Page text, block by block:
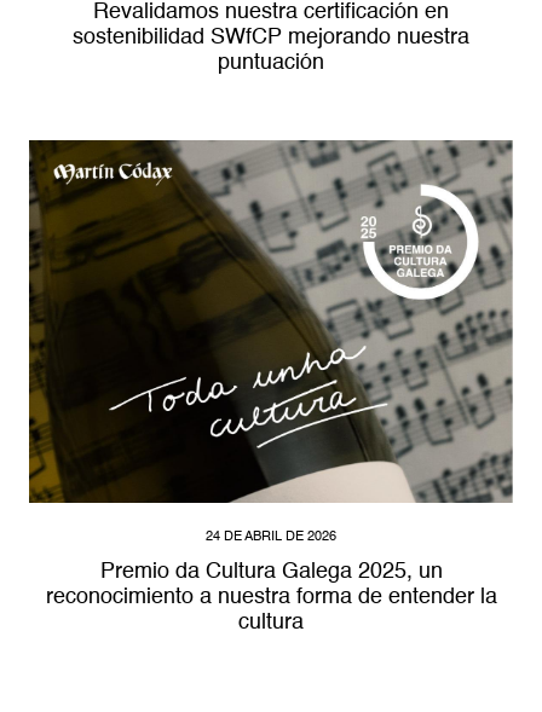
Revalidamos nuestra certificación en
sostenibilidad SWfCP mejorando nuestra
puntuación
24 DE ABRIL DE 2026
Premio da Cultura Galega 2025, un
reconocimiento a nuestra forma de entender la
cultura